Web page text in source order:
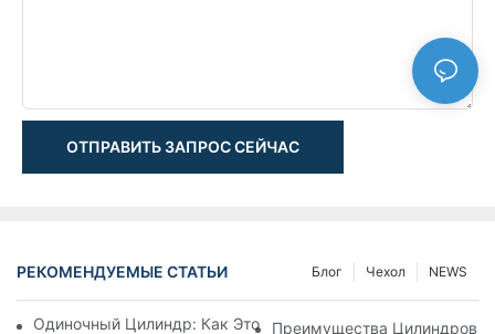
ОТПРАВИТЬ ЗАПРОС СЕЙЧАС
РЕКОМЕНДУЕМЫЕ СТАТЬИ NEWS
Чехол
Блог
Одиночный Цилиндр: Как Это Работает & Общие
Преимущества Цилиндров